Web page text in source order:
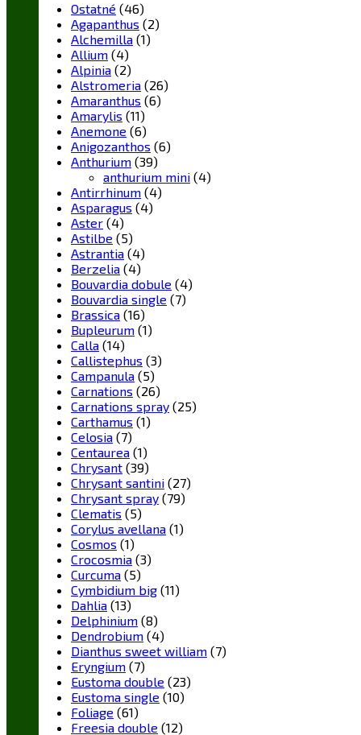
Ostatné (46)
Agapanthus (2)
Alchemilla (1)
Allium (4)
Alpinia (2)
Alstromeria (26)
Amaranthus (6)
Amarylis (11)
Anemone (6)
Anigozanthos (6)
Anthurium (39)
anthurium mini (4)
Antirrhinum (4)
Asparagus (4)
Aster (4)
Astilbe (5)
Astrantia (4)
Berzelia (4)
Bouvardia dobule (4)
Bouvardia single (7)
Brassica (16)
Bupleurum (1)
Calla (14)
Callistephus (3)
Campanula (5)
Carnations (26)
Carnations spray (25)
Carthamus (1)
Celosia (7)
Centaurea (1)
Chrysant (39)
Chrysant santini (27)
Chrysant spray (79)
Clematis (5)
Corylus avellana (1)
Cosmos (1)
Crocosmia (3)
Curcuma (5)
Cymbidium big (11)
Dahlia (13)
Delphinium (8)
Dendrobium (4)
Dianthus sweet william (7)
Eryngium (7)
Eustoma double (23)
Eustoma single (10)
Foliage (61)
Freesia double (12)